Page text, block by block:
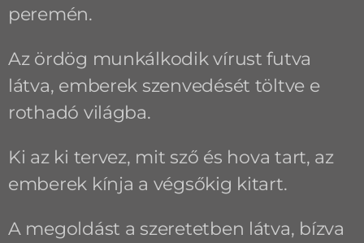
peremén.
Az ördög munkálkodik vírust futva
látva, emberek szenvedését töltve e
rothadó világba.
Ki az ki tervez, mit sző és hova tart, az
emberek kínja a végsőkig kitart.
A megoldást a szeretetben látva, bízva